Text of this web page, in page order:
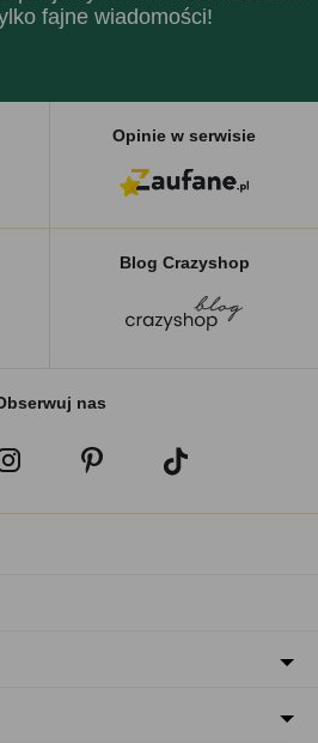
fajne wiadomości!
Opinie w serwisie
Blog Crazyshop
nas